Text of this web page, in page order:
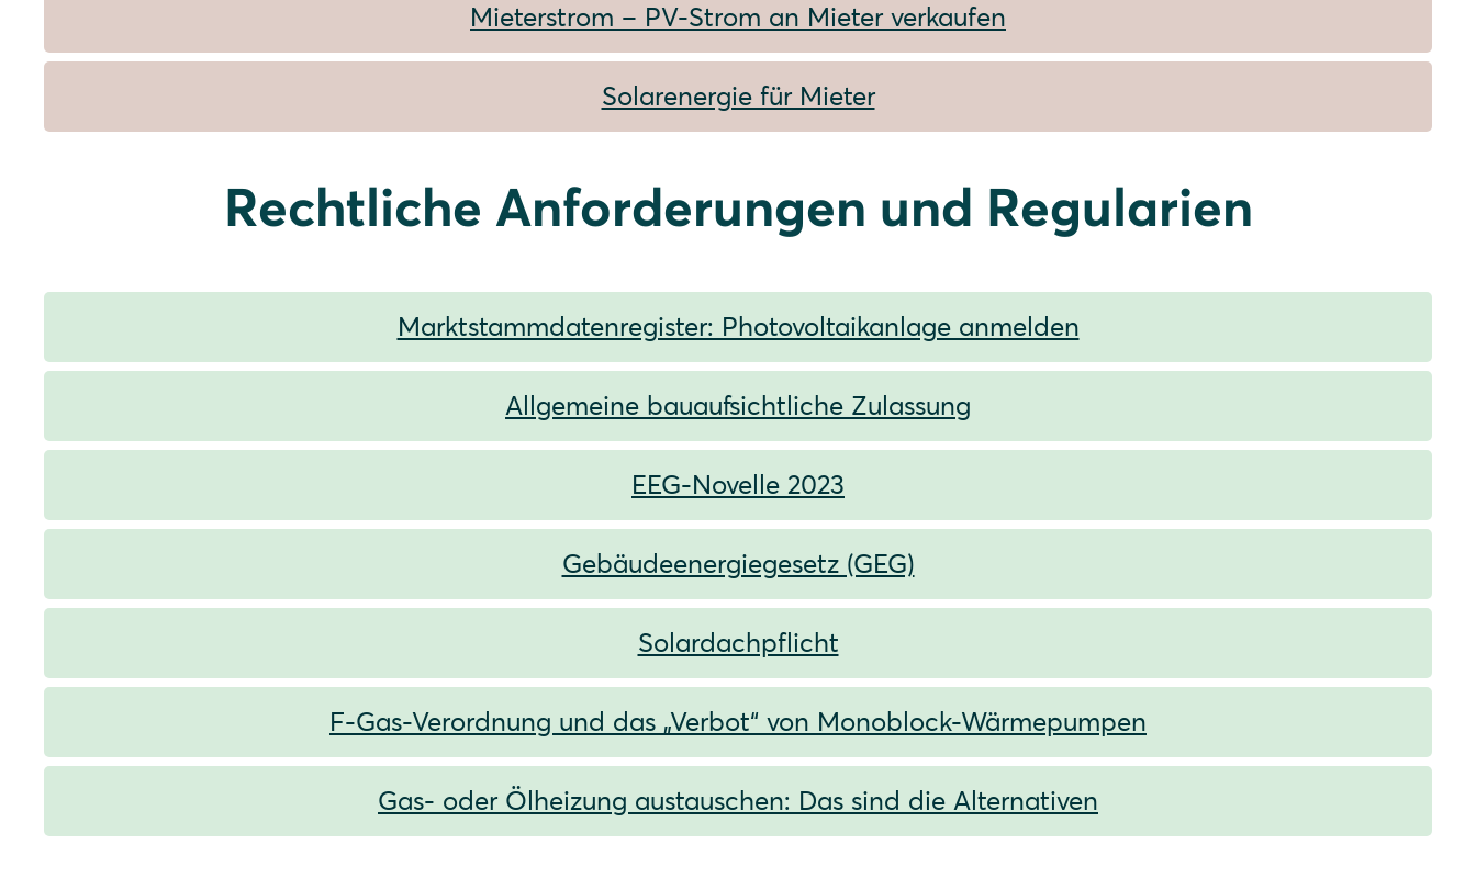
Mieterstrom – PV-Strom an Mieter verkaufen
Solarenergie für Mieter
Rechtliche Anforderungen und Regularien
Marktstammdatenregister: Photovoltaikanlage anmelden
Allgemeine bauaufsichtliche Zulassung
EEG-Novelle 2023
Gebäudeenergiegesetz (GEG)
Solardachpflicht
F-Gas-Verordnung und das „Verbot“ von Monoblock-Wärmepumpen
Gas- oder Ölheizung austauschen: Das sind die Alternativen